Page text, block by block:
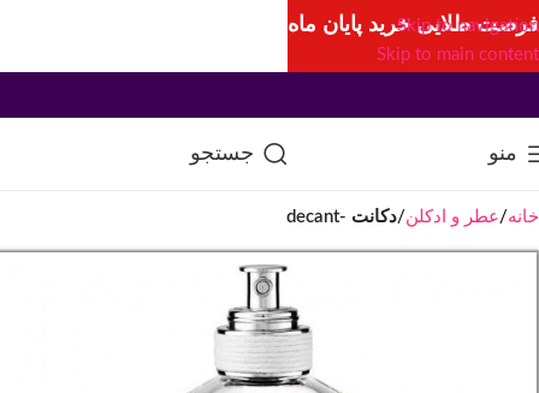
Skip to navigation
Skip to main content
منو جستجو
خانه عطر و ادکلن دکانت -decant
فرصت طلایی خرید پایان ماه